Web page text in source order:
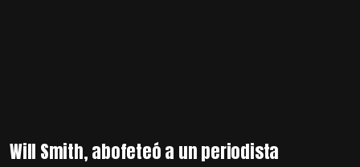
Will Smith, abofeteó a un periodista